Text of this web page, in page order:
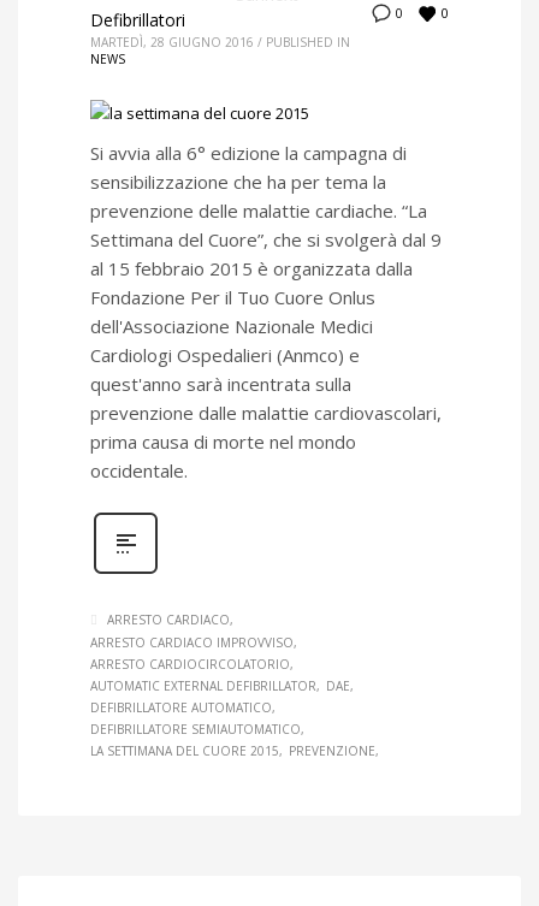
0 0
Defibrillatori
MARTEDÌ, 28 GIUGNO 2016 / PUBLISHED IN
NEWS
Si avvia alla 6° edizione la campagna di
sensibilizzazione che ha per tema la
prevenzione delle malattie cardiache. “La
Settimana del Cuore”, che si svolgerà dal 9
al 15 febbraio 2015 è organizzata dalla
Fondazione Per il Tuo Cuore Onlus
dell'Associazione Nazionale Medici
Cardiologi Ospedalieri (Anmco) e
quest'anno sarà incentrata sulla
prevenzione dalle malattie cardiovascolari,
prima causa di morte nel mondo
occidentale.
ARRESTO CARDIACO
ARRESTO CARDIACO IMPROVVISO
ARRESTO CARDIOCIRCOLATORIO
AUTOMATIC EXTERNAL DEFIBRILLATOR
DAE
DEFIBRILLATORE AUTOMATICO
DEFIBRILLATORE SEMIAUTOMATICO
LA SETTIMANA DEL CUORE 2015
PREVENZIONE